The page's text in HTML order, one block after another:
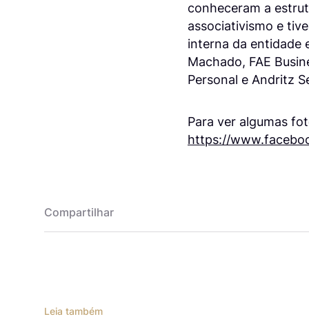
conheceram a
associativismo e
interna da entidade
Machado, FAE
Personal e Andritz
Para ver algumas
https://
Compartilhar
Leia também